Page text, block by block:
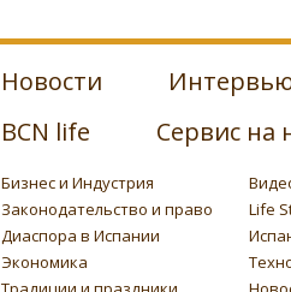
Новости
BCN life
Сервис на
Бизнес и Индустрия
Законодательство и право
Life
Диаспора в Испании
Экономика